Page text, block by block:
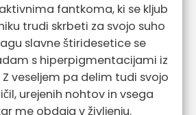
fantkoma, ki se kljub
trudi skrbeti za svojo suho
slavne štiridesetice se
s hiperpigmentacijami iz
veseljem pa delim tudi svojo
urejenih nohtov in vsega
me obdaja v življenju.